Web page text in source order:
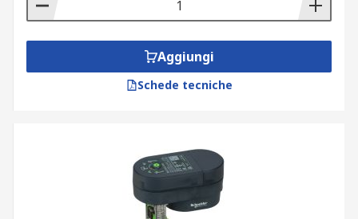
Aggiungi
Schede tecniche